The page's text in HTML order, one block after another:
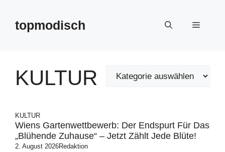
springentopmodisch Menü
KULTUR
KULTUR
Wiens Gartenwettbewerb: Der Endspurt Für Das
„Blühende Zuhause“ – Jetzt Zählt Jede Blüte!
2. August 2026Redaktion